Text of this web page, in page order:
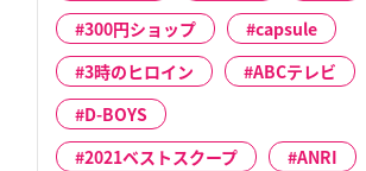
300円ショップ
capsule
3時のヒロイン
ABCテレビ
D-BOYS
2021ベストスクープ
ANRI